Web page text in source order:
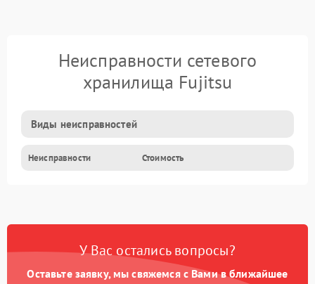
Неисправности сетевого
хранилища Fujitsu
Виды неисправностей
Неисправности Стоимость
У Вас остались вопросы?
Оставьте заявку, мы свяжемся с Вами в ближайшее